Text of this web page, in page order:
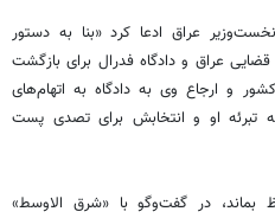
عراق ادعا کرد «بنا به دستور
عراق و دادگاه فدرال برای بازگشت
و ارجاع وی به دادگاه به اتهام‌های
تبرئه او و انتخابش برای تصدی پست
در گفت‌وگو با «شرق الاوسط»